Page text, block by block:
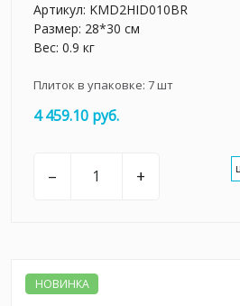
Артикул: KMD2HID010BR
Размер: 28*30 см
Вес: 0.9 кг
Плиток в упаковке: 7шт
4 459.10 руб.
– +
НОВИНКА